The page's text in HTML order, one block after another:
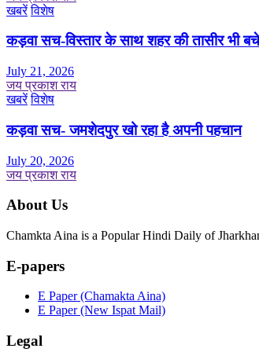
खबरें विशेष
कड़वा सच-विस्तार के साथ शहर की तासीर भी बचे
July 21, 2026
जय प्रकाश राय
खबरें विशेष
कड़वा सच- जमशेदपुर खो रहा है अपनी पहचान
July 20, 2026
जय प्रकाश राय
About Us
Chamkta Aina is a Popular Hindi Daily of
E-papers
E Paper (Chamakta Aina)
E Paper (New Ispat Mail)
Legal